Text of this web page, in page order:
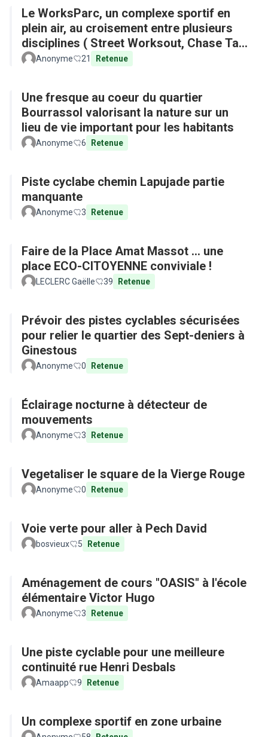
Le WorksParc, un complexe sportif en
plein air, au croisement entre plusieurs
disciplines ( Street Worksout, Chase Tag,
Parkour)
Anonyme 21 Retenue
Une fresque au coeur du quartier
Bourrassol valorisant la nature sur un
lieu de vie important pour les habitants
Anonyme 6 Retenue
Piste cyclabe chemin Lapujade partie
manquante
Anonyme 3 Retenue
Faire de la Place Amat Massot ... une
place ECO-CITOYENNE conviviale !
LECLERC Gaëlle 39 Retenue
Prévoir des pistes cyclables sécurisées
pour relier le quartier des Sept-deniers à
Ginestous
Anonyme 0 Retenue
Éclairage nocturne à détecteur de
mouvements
Anonyme 3 Retenue
Vegetaliser le square de la Vierge Rouge
Anonyme 0 Retenue
Voie verte pour aller à Pech David
bosvieux 5 Retenue
Aménagement de cours "OASIS" à l'école
élémentaire Victor Hugo
Anonyme 3 Retenue
Une piste cyclable pour une meilleure
continuité rue Henri Desbals
Amaapp 9 Retenue
Un complexe sportif en zone urbaine